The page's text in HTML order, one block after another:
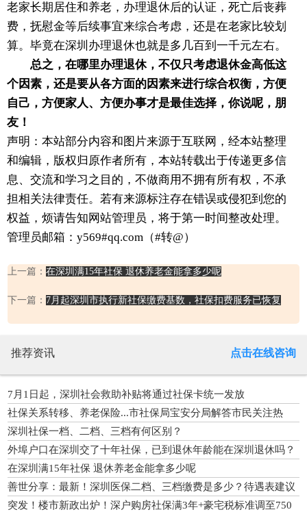
老家长期居住和养老，办理退休后的认证，死亡后丧葬
费，抚慰金等后续事宜来综合考虑，还是在老家比较划
算。毕竟在深圳办理退休也就是多几百到一千元左右。
总之，在哪里办理退休，不仅只考虑退休金高低这
个因素，还是要从各方面的因素来进行综合权衡，方便
自己，方便家人、方便办事才是最佳选择，你说呢，朋
友！
声明：本站部分内容和图片来源于互联网，经本站整理
和编辑，版权归原作者所有，本站转载出于传递更多信
息、交流和学习之目的，不做商用不拥有所有权，不承
担相关法律责任。若有来源标注存在错误或侵犯到您的
权益，烦请告知网站管理员，将于第一时间整改处理。
管理员邮箱：y569#qq.com（#转@）
上一篇： 在深圳满15年社保 退休养老金能拿多少呢
下一篇： 7月起深圳市执行新社保缴费基数，社保扣费服务已恢复
推荐资讯 点击在线咨询
7月1日起，深圳社会救助补贴将通过社保卡统一发放
社保关系转移、养老保险...市社保局宝安分局解答市民关注热
点！
深圳社保一档、二档、三档有何区别？
外埠户口在深圳交了十年社保，已到退休年龄能在深圳退休吗？
在深圳满15年社保 退休养老金能拿多少呢
善世分享：最新！深圳医保二档、三档缴费是多少？待遇表建议
收藏
突发！楼市新政出炉！深户购房社保满3年+豪宅税标准调至750